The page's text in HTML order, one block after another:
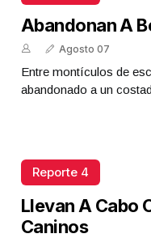
Abandonan A
Agosto 07
Entre montículos de
abandonado a un
Reporte 4
Llevan A Cabo
Caninos